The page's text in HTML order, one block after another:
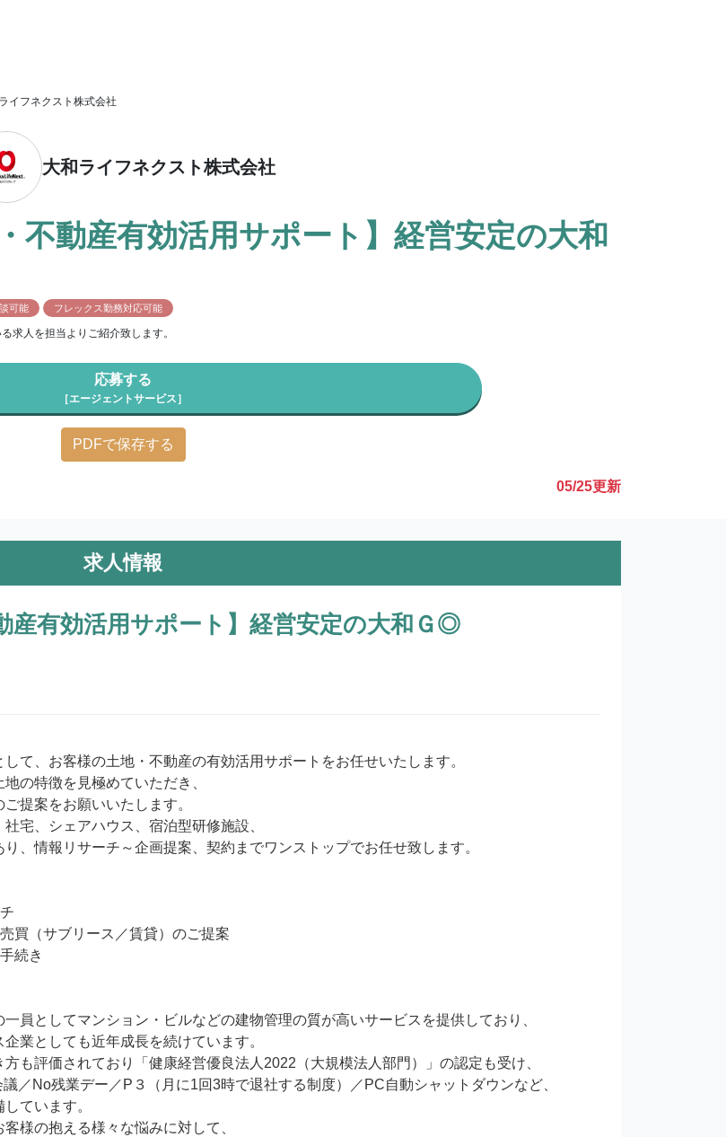
イフネクスト株式会社
大和ライフネクスト株式会社
不動産有効活用サポート】経営安定の大和
可能 フレックス勤務対応可能
求人を担当よりご紹介致します。
応募する
［エージェントサービス］
PDFで保存する
05/25更新
求人情報
産有効活用サポート】経営安定の大和Ｇ◎
て、お客様の土地・不動産の有効活用サポートをお任せいたします。
の特徴を見極めていただき、
提案をお願いいたします。
宅、シェアハウス、宿泊型研修施設、
、情報リサーチ～企画提案、契約までワンストップでお任せ致します。
買（サブリース／賃貸）のご提案
続き
員としてマンション・ビルなどの建物管理の質が高いサービスを提供しており、
業としても近年成長を続けています。
も評価されており「健康経営優良法人2022（大規模法人部門）」の認定も受け、
／No残業デー／P３（月に1回3時で退社する制度）／PC自動シャットダウンなど、
ています。
様の抱える様々な悩みに対して、